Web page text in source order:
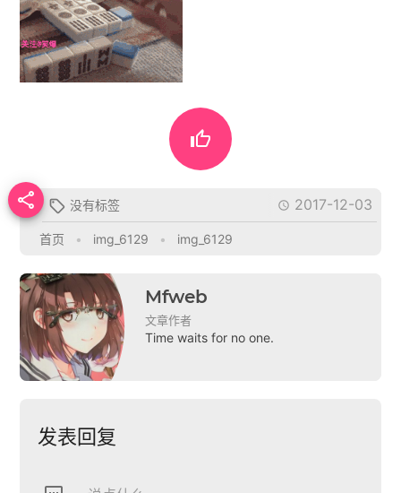

  没有标签  2017-12-03
首页 • img_6129 • img_6129
Mfweb
文章作者
Time waits for no one.
发表回复